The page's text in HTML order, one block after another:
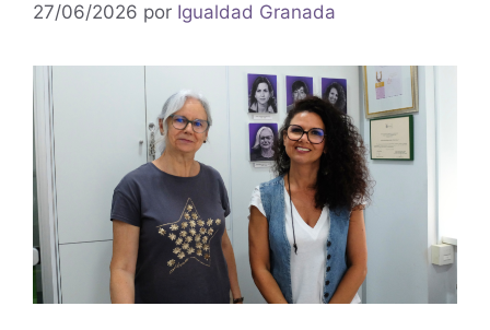
27/06/2026 por Igualdad Granada